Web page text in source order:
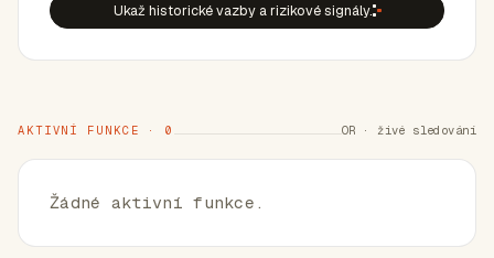
Ukaž historické vazby a rizikové signály.
AKTIVNÍ FUNKCE · 0 OR · živé sledování
Žádné aktivní funkce.